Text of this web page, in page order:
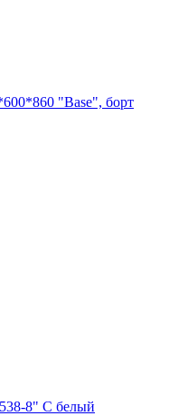
"Base", борт
8" C белый